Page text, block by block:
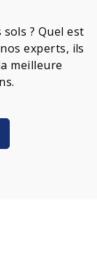
? Quel est
experts, ils
meilleure